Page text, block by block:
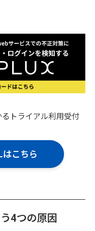
トライアル利用受付
はこちら
4つの原因